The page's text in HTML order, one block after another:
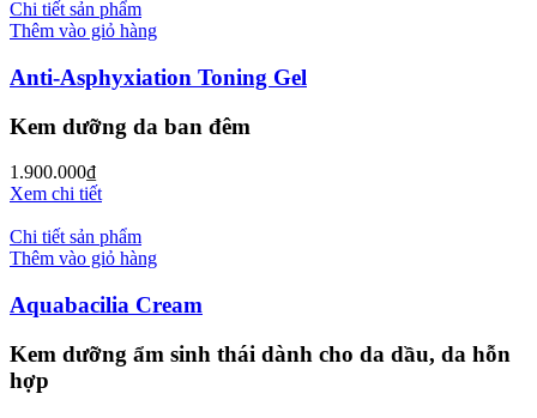
Chi tiết sản phẩm
Thêm vào giỏ hàng
Anti-Asphyxiation Toning Gel
Kem dưỡng da ban đêm
1.900.000₫
Xem chi tiết
Chi tiết sản phẩm
Thêm vào giỏ hàng
Aquabacilia Cream
Kem dưỡng ẩm sinh thái dành cho da dầu, da hỗn
hợp